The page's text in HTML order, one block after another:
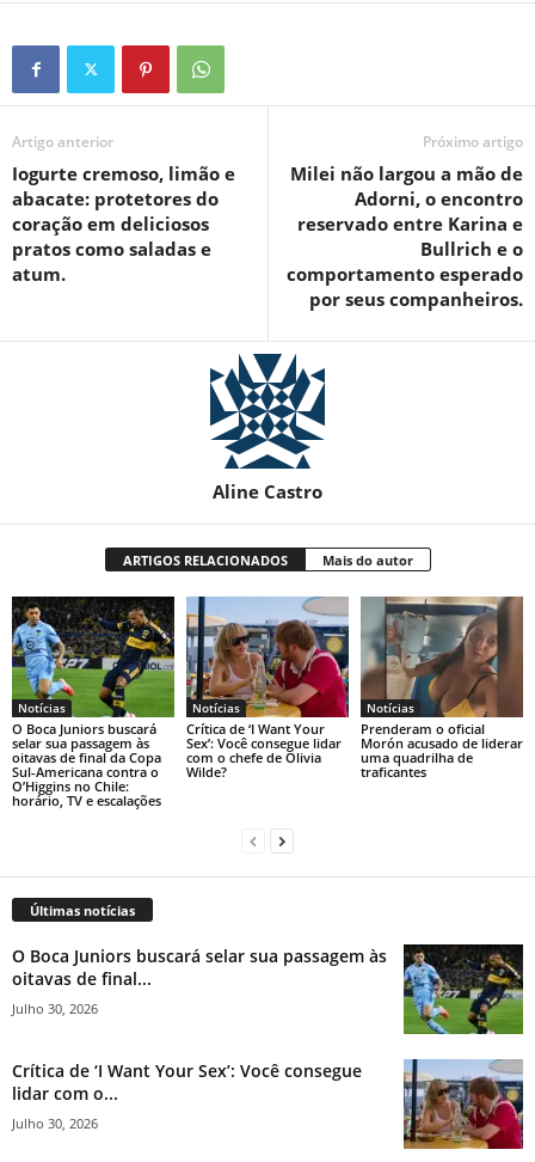
Artigo anterior
Iogurte cremoso, limão e
abacate: protetores do
coração em deliciosos
pratos como saladas e
atum.
Próximo artigo
Milei não largou a mão de
Adorni, o encontro
reservado entre Karina e
Bullrich e o
comportamento esperado
por seus companheiros.
Aline Castro
ARTIGOS RELACIONADOS Mais do autor
Notícias
O Boca Juniors buscará
selar sua passagem às
oitavas de final da Copa
Sul-Americana contra o
O’Higgins no Chile:
horário, TV e escalações
Notícias
Crítica de ‘I Want Your
Sex’: Você consegue lidar
com o chefe de Olivia
Wilde?
Notícias
Prenderam o oficial
Morón acusado de liderar
uma quadrilha de
traficantes
Últimas notícias
O Boca Juniors buscará selar sua passagem às
oitavas de final...
Julho 30, 2026
Crítica de ‘I Want Your Sex’: Você consegue
lidar com o...
Julho 30, 2026